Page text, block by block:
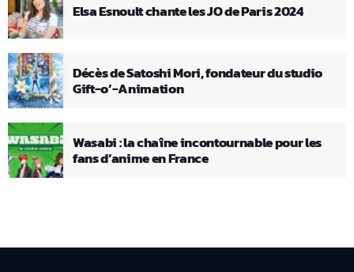
Elsa Esnoult chante les JO de Paris 2024
Décès de Satoshi Mori, fondateur du studio
Gift-o’-Animation
Wasabi : la chaîne incontournable pour les
fans d’anime en France